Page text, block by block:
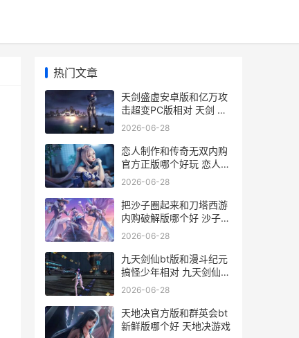
热门文章
天剑盛虚安卓版和亿万攻
击超变PC版相对 天剑 下
载
2026-06-28
恋人制作和传奇无双内购
官方正版哪个好玩 恋人制
作和传奇的区别
2026-06-28
把沙子圈起来和刀塔西游
内购破解版哪个好 沙子可
以堆成什么形状
2026-06-28
九天剑仙bt版和漫斗纪元
搞怪少年相对 九天剑仙女
主
2026-06-28
天地决官方版和群英会bt
新鲜版哪个好 天地决游戏